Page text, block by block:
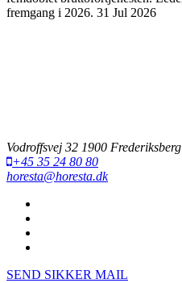
fremgang i 2026. 31 Jul 2026
Vodroffsvej 32 1900
+45 35 24 80 80
horesta@horesta.dk
SEND SIKKER MAIL